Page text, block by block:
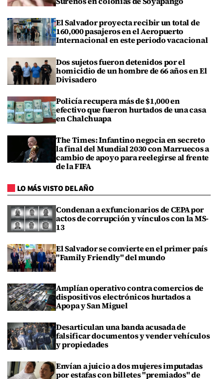
El Salvador proyecta recibir un total de
160,000 pasajeros en el Aeropuerto
Internacional en este periodo vacacional
Dos sujetos fueron detenidos por el
homicidio de un hombre de 66 años en El
Divisadero
Policía recupera más de $1,000 en
efectivo que fueron hurtados de una casa
en Chalchuapa
The Times: Infantino negocia en secreto
la final del Mundial 2030 con Marruecos a
cambio de apoyo para reelegirse al frente
de la FIFA
LO MÁS VISTO DEL AÑO
Condenan a exfuncionarios de CEPA por
actos de corrupción y vínculos con la MS-
13
El Salvador se convierte en el primer país
"Family Friendly" del mundo
Amplían operativo contra comercios de
dispositivos electrónicos hurtados a
Apopa y San Miguel
Desarticulan una banda acusada de
falsificar documentos y vender vehículos
y propiedades
Envían a juicio a dos mujeres imputadas
por estafas con billetes "premiados" de